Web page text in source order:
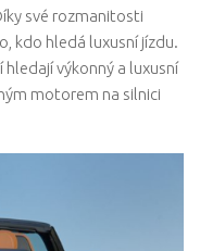
své rozmanitosti
kdo hledá luxusní jízdu.
výkonný a luxusní
motorem na silnici